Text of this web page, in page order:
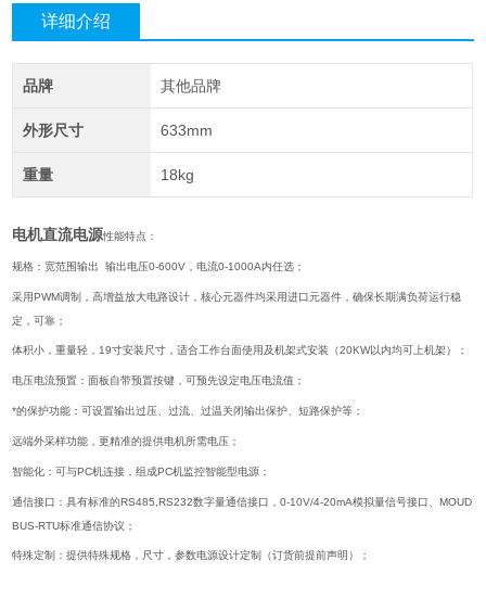
详细介绍
品牌 其他品牌
外形尺寸 633mm
重量 18kg
电机直流电源性能特点：
规格：宽范围输出 输出电压0-600V，电流0-1000A内任选；
采用PWM调制，高增益放大电路设计，核心元器件均采用进口元器件，确保长期满负荷运行稳
定，可靠；
体积小，重量轻，19寸安装尺寸，适合工作台面使用及机架式安装（20KW以内均可上机架）；
电压电流预置：面板自带预置按键，可预先设定电压电流值；
*的保护功能：可设置输出过压、过流、过温关闭输出保护、短路保护等；
远端外采样功能，更精准的提供电机所需电压；
智能化：可与PC机连接，组成PC机监控智能型电源；
通信接口：具有标准的RS485,RS232数字量通信接口，0-10V/4-20mA模拟量信号接口、MOUD
BUS-RTU标准通信协议；
特殊定制：提供特殊规格，尺寸，参数电源设计定制（订货前提前声明）；